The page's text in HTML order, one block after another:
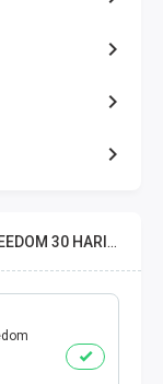
PAKET INTERNET - INDOSAT FREEDOM 30 HARI